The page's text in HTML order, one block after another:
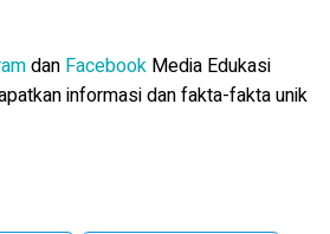
dan Facebook Media Edukasi
informasi dan fakta-fakta unik